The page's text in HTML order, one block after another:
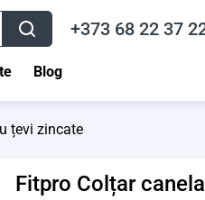
+373 68 22 37
Blog
țevi zincate
Fitpro Colțar